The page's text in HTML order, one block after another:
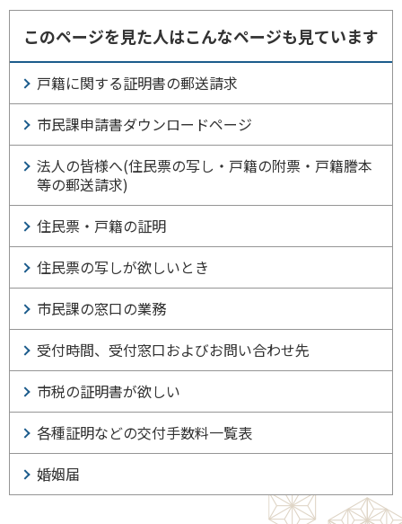
このページを見た人はこんなページも見ています
戸籍に関する証明書の郵送請求
市民課申請書ダウンロードページ
法人の皆様へ(住民票の写し・戸籍の附票・戸籍謄本
等の郵送請求)
住民票・戸籍の証明
住民票の写しが欲しいとき
市民課の窓口の業務
受付時間、受付窓口およびお問い合わせ先
市税の証明書が欲しい
各種証明などの交付手数料一覧表
婚姻届